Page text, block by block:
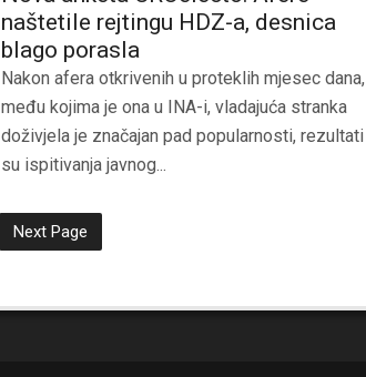
naštetile rejtingu HDZ-a, desnica
blago porasla
Nakon afera otkrivenih u proteklih mjesec dana,
među kojima je ona u INA-i, vladajuća stranka
doživjela je značajan pad popularnosti, rezultati
su ispitivanja javnog...
Next Page